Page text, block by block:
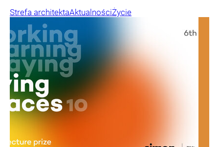
Strefa architektaAktualnościŻycie